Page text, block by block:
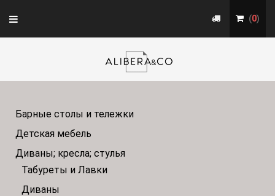
Toggle
navigation
(0)
Барные столы и тележки
Детская мебель
Диваны; кресла; стулья
Табуреты и Лавки
Диваны